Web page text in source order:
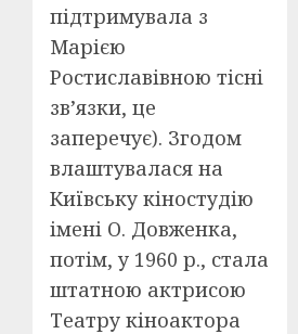
підтримувала з
Марією
Ростиславівною тісні
зв’язки, це
заперечує). Згодом
влаштувалася на
Київську кіностудію
імені О. Довженка,
потім, у 1960 р., стала
штатною актрисою
Театру кіноактора